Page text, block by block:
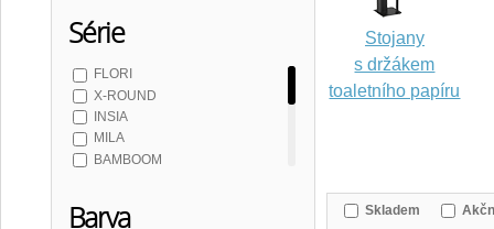
Stojany
s držákem
toaletního papíru
Série
FLORI
X-ROUND
INSIA
MILA
BAMBOOM
NOIR
Barva Skladem